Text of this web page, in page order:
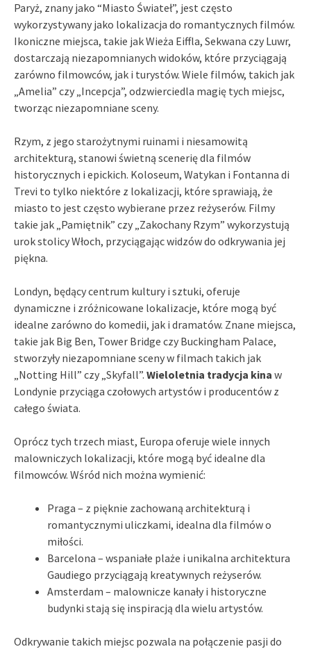
Paryż, znany jako “Miasto Świateł”, jest często
wykorzystywany jako lokalizacja do romantycznych filmów.
Ikoniczne miejsca, takie jak Wieża Eiffla, Sekwana czy Luwr,
dostarczają niezapomnianych widoków, które przyciągają
zarówno filmowców, jak i turystów. Wiele filmów, takich jak
„Amelia” czy „Incepcja”, odzwierciedla magię tych miejsc,
tworząc niezapomniane sceny.
Rzym, z jego starożytnymi ruinami i niesamowitą
architekturą, stanowi świetną scenerię dla filmów
historycznych i epickich. Koloseum, Watykan i Fontanna di
Trevi to tylko niektóre z lokalizacji, które sprawiają, że
miasto to jest często wybierane przez reżyserów. Filmy
takie jak „Pamiętnik” czy „Zakochany Rzym” wykorzystują
urok stolicy Włoch, przyciągając widzów do odkrywania jej
piękna.
Londyn, będący centrum kultury i sztuki, oferuje
dynamiczne i zróżnicowane lokalizacje, które mogą być
idealne zarówno do komedii, jak i dramatów. Znane miejsca,
takie jak Big Ben, Tower Bridge czy Buckingham Palace,
stworzyły niezapomniane sceny w filmach takich jak
„Notting Hill” czy „Skyfall”. Wieloletnia tradycja kina w
Londynie przyciąga czołowych artystów i producentów z
całego świata.
Oprócz tych trzech miast, Europa oferuje wiele innych
malowniczych lokalizacji, które mogą być idealne dla
filmowców. Wśród nich można wymienić:
Praga – z pięknie zachowaną architekturą i
romantycznymi uliczkami, idealna dla filmów o
miłości.
Barcelona – wspaniałe plaże i unikalna architektura
Gaudiego przyciągają kreatywnych reżyserów.
Amsterdam – malownicze kanały i historyczne
budynki stają się inspiracją dla wielu artystów.
Odkrywanie takich miejsc pozwala na połączenie pasji do